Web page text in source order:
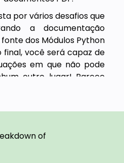
por vários desafios que
a documentação
dos Módulos Python
você será capaz de
em que não pode
outro lugar! Parece
páginas de um
of